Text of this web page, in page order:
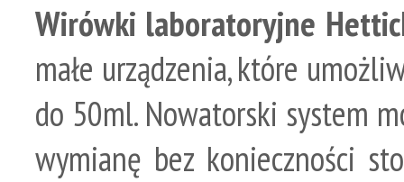
Wirówki laboratoryjne
małe urządzenia, które
do 50ml. Nowatorski system
wymianę bez konieczności